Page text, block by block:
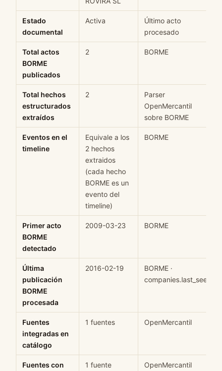
Estado
documental
Activa
Último acto
procesado
Total actos
BORME
publicados
2 BORME
Total hechos
estructurados
extraídos
2
Parser
OpenMercantil
sobre BORME
Eventos en el
timeline
Equivale a los
2 hechos
extraidos
(cada hecho
BORME es un
evento del
timeline)
BORME
Primer acto
BORME
detectado
2009-03-23 BORME
Última
publicación
BORME
procesada
2016-02-19
BORME ·
companies.last_seen
Fuentes
integradas en
catálogo
1 fuentes OpenMercantil
Fuentes con
1 fuente OpenMercantil